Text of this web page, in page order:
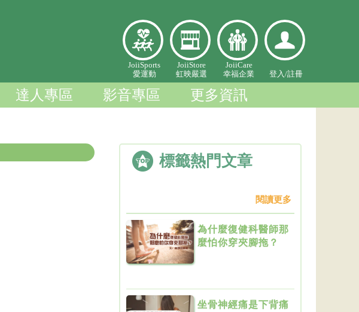
愛
運
動
虹映嚴
選
幸福企
業
人中心
JoiiSports
愛運動
JoiiStore
虹映嚴選
JoiiCare
幸福企業
登入/註冊
達人專區 影音專區 更多資訊
標籤熱門文章
閱讀更多
為什麼復健科醫師那
麼怕你穿夾腳拖？
坐骨神經痛是下背痛